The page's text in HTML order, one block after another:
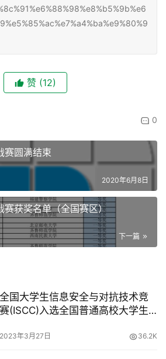
赞 (12)
0
赛圆满结束
2020年6月8日
获奖名单（全国赛区）
下一篇
全国大学生信息安全与对抗技术竞
赛(ISCC)入选全国普通高校大学生
2023年3月27日 36.2K